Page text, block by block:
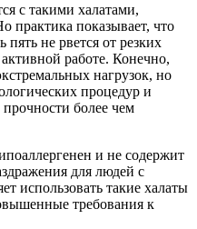
с такими халатами,
практика показывает, что
пять не рвется от резких
работе. Конечно,
нагрузок, но
процедур и
более чем
и не содержит
для людей с
использовать такие халаты
требования к